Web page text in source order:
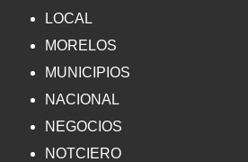
LOCAL
MORELOS
MUNICIPIOS
NACIONAL
NEGOCIOS
NOTCIERO